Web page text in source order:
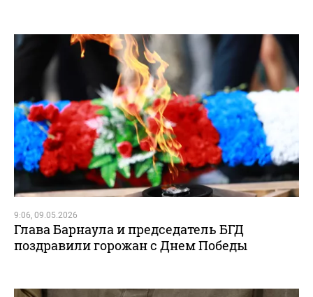
9:06, 09.05.2026
Глава Барнаула и председатель БГД
поздравили горожан с Днем Победы